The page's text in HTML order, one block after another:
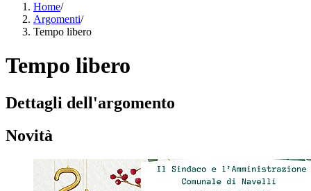
Home/
Argomenti/
Tempo libero
Tempo libero
Dettagli dell'argomento
Novità